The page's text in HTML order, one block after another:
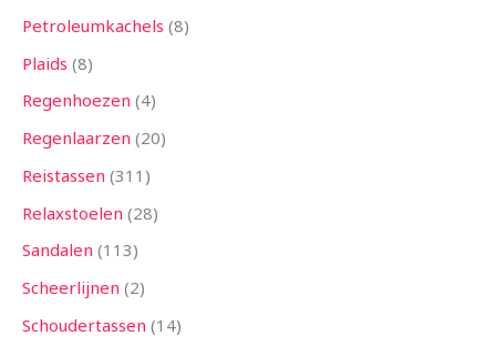
Petroleumkachels 8
Plaids 8
Regenhoezen 4
Regenlaarzen 20
Reistassen 311
Relaxstoelen 28
Sandalen 113
Scheerlijnen 2
Schoudertassen 14